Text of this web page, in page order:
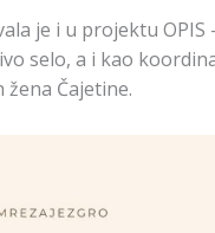
je i u projektu OPIS
selo, a i kao
žena Čajetine.